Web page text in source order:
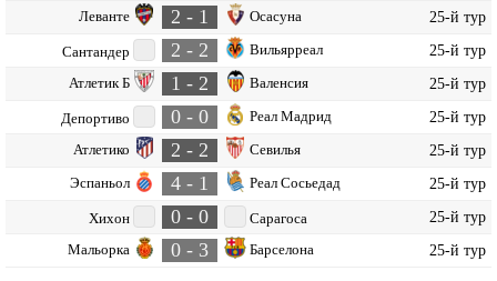
Леванте 2 - 1 Осасуна 25-й тур
Сантандер 2 - 2 Вильярреал 25-й тур
Атлетик Б 1 - 2 Валенсия 25-й тур
Депортиво 0 - 0 Реал Мадрид 25-й тур
Атлетико 2 - 2 Севилья 25-й тур
Эспаньол 4 - 1 Реал Сосьедад 25-й тур
Хихон 0 - 0 Сарагоса 25-й тур
Мальорка 0 - 3 Барселона 25-й тур